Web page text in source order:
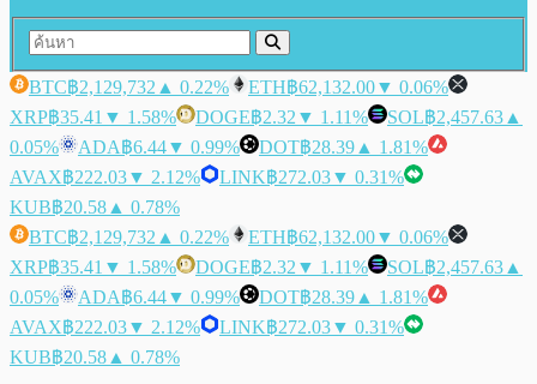
BTC฿2,129,732 ▲ 0.22% ETH฿62,132.00▼ 0.06%
XRP฿35.41 ▼ 1.58% DOGE฿2.32 ▼ 1.11% SOL฿2,457.63 ▲
0.05%
ADA฿6.44▼ 0.99% DOT฿28.39 ▲ 1.81%
AVAX฿222.03▼ 2.12% LINK฿272.03▼ 0.31%
KUB฿20.58 ▲ 0.78%
BTC฿2,129,732 ▲ 0.22% ETH฿62,132.00▼ 0.06%
XRP฿35.41 ▼ 1.58% DOGE฿2.32 ▼ 1.11% SOL฿2,457.63 ▲
0.05%
ADA฿6.44▼ 0.99% DOT฿28.39 ▲ 1.81%
AVAX฿222.03▼ 2.12% LINK฿272.03▼ 0.31%
KUB฿20.58 ▲ 0.78%